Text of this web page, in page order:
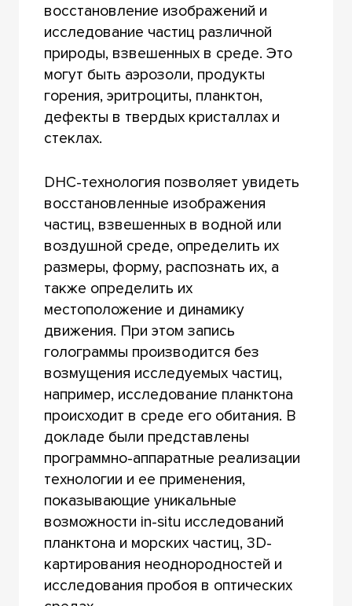
восстановление изображений и
исследование частиц различной
природы, взвешенных в среде. Это
могут быть аэрозоли, продукты
горения, эритроциты, планктон,
дефекты в твердых кристаллах и
стеклах.
DHC-технология позволяет увидеть
восстановленные изображения
частиц, взвешенных в водной или
воздушной среде, определить их
размеры, форму, распознать их, а
также определить их
местоположение и динамику
движения. При этом запись
голограммы производится без
возмущения исследуемых частиц,
например, исследование планктона
происходит в среде его обитания. В
докладе были представлены
программно-аппаратные реализации
технологии и ее применения,
показывающие уникальные
возможности in-situ исследований
планктона и морских частиц, 3D-
картирования неоднородностей и
исследования пробоя в оптических